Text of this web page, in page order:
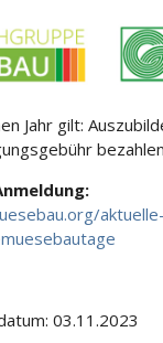
Jahr gilt:
03.11.2023